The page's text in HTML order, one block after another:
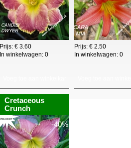
Prijs: € 3.60
In winkelwagen: 0
Prijs: € 2.50
In winkelwagen: 0
Cretaceous
Crunch
-40%